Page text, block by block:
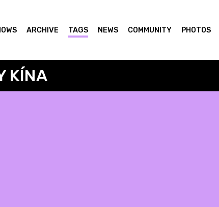
ARCHIVE TAGS NEWS COMMUNITY PHOTOS
KÍNA